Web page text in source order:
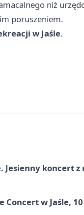
niż
poruszeniem.
w Jaśle.
Jesienny koncert
Concert w Jaśle,